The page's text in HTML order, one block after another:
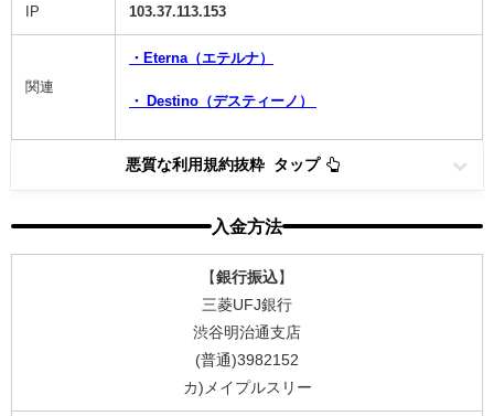
IP 103.37.113.153
関連
・Eterna（エテルナ）
・ Destino（デスティーノ）
悪質な利用規約抜粋 タップ
入金方法
【銀行振込】
三菱UFJ銀行
渋谷明治通支店
(普通)3982152
カ)メイプルスリー